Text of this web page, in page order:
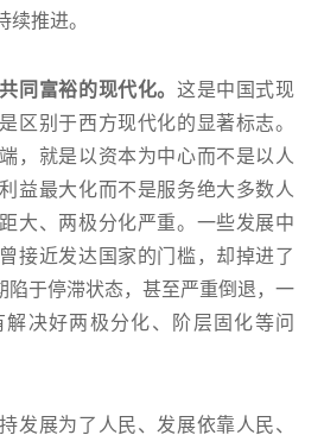
续推进。
同富裕的现代化。 这是中国式现
区别于西方现代化的显著标志。
，就是以资本为中心而不是以人
益最大化而不是服务绝大多数人
大、两极分化严重。一些发展中
接近发达国家的门槛，却掉进了
陷于停滞状态，甚至严重倒退，一
决好两极分化、阶层固化等问
展为了人民、发展依靠人民、